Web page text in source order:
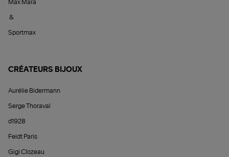
Max Mara
&
Sportmax
CRÉATEURS BIJOUX
Aurélie Bidermann
Serge Thoraval
d1928
Feidt Paris
Gigi Clozeau